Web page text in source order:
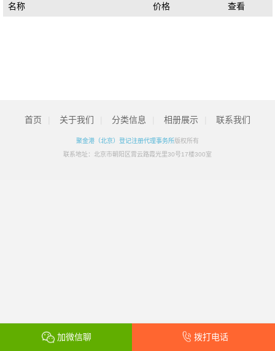
名称 价格 查看
加微信聊 拨打电话
首页 关于我们 分类信息 相册展示 联系我们
聚金港（北京）登记注册代理事务所版权所有
联系地址：北京市朝阳区霄云路霞光里30号17楼300室